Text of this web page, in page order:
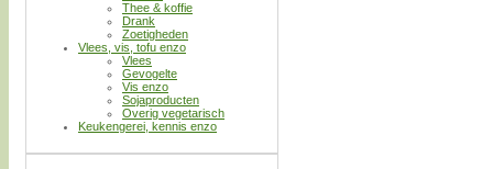
Thee & koffie
Drank
Zoetigheden
Vlees, vis, tofu enzo
Vlees
Gevogelte
Vis enzo
Sojaproducten
Overig vegetarisch
Keukengerei, kennis enzo